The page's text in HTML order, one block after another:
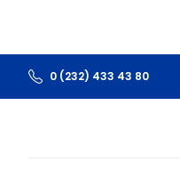
0 (232) 433 43 80